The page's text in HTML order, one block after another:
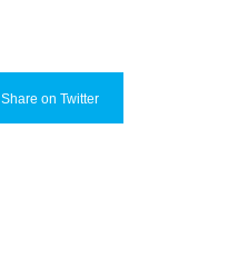
Share on Twitter